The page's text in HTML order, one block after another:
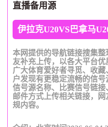
直播备用源
伊拉克U20VS巴拿马
本网提供的导航链接搜集
友补充上传，以各大平台
广大体育爱好者寻觅、收
户发现有更稳定流畅的信号
信号源名称、比赛信号链
邮件方式上传相关链接，
规内容。